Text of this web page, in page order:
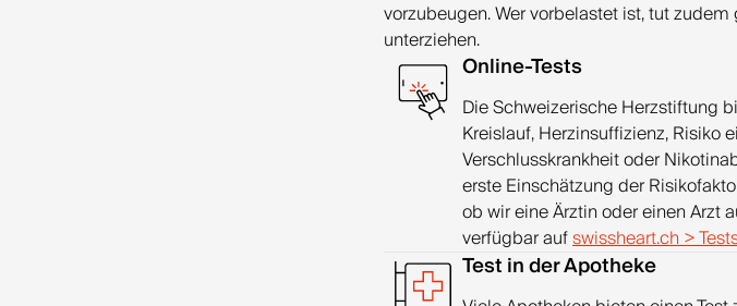
vorzubeugen. Wer vorbelastet ist, tut
unterziehen.
Online-Tests
Die Schweizerische Herzstiftung
Kreislauf, Herzinsuffizienz, Risiko
Verschlusskrankheit oder
erste Einschätzung der
ob wir eine Ärztin oder einen Arzt
verfügbar aufswissheart.ch >
Test in der Apotheke